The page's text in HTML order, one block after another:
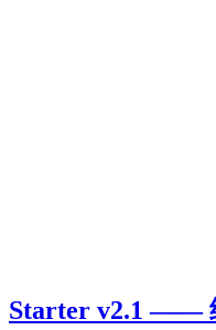
Starter v2.1 ——